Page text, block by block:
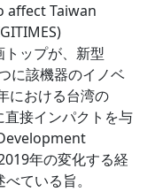
affect Taiwan
ップが、新型
に該機器のイノベ
における台湾の
接インパクトを与
年の変化する経
ている旨。